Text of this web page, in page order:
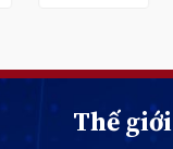
Thế giới